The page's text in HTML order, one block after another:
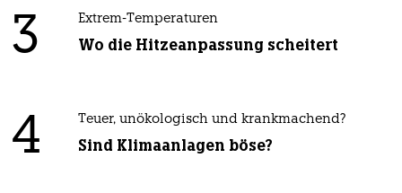
3 Extrem-Temperaturen
Wo die Hitzeanpassung scheitert
4 Teuer, unökologisch und krankmachend?
Sind Klimaanlagen böse?